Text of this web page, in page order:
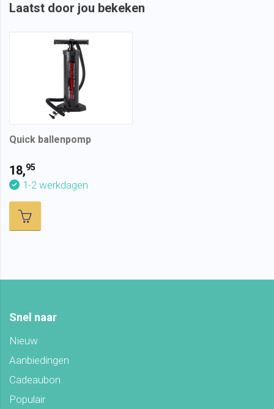
Laatst door jou bekeken
Quick ballenpomp
18,95
1-2 werkdagen
Snel naar
Nieuw
Aanbiedingen
Cadeaubon
Populair